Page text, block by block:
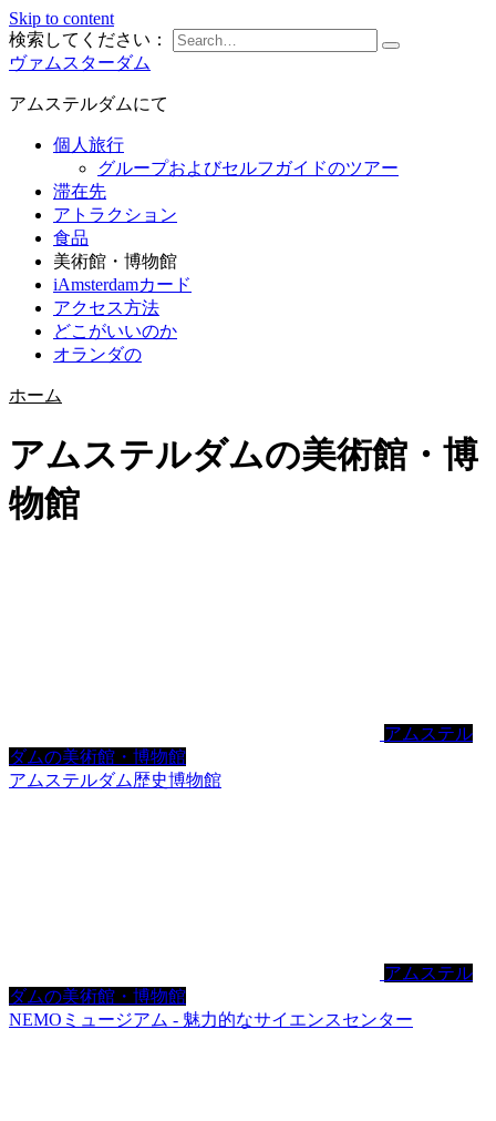
Skip to content
検索してください：
ヴァムスターダム
アムステルダムにて
個人旅行
グループおよびセルフガイドのツアー
滞在先
アトラクション
食品
美術館・博物館
iAmsterdamカード
アクセス方法
どこがいいのか
オランダの
ホーム
アムステルダムの美術館・博
物館
アムステル
ダムの美術館・博物館
アムステルダム歴史博物館
アムステル
ダムの美術館・博物館
NEMOミュージアム - 魅力的なサイエンスセンター